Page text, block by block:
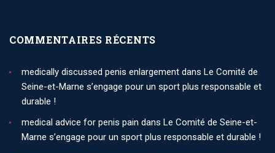
COMMENTAIRES RÉCENTS
medically discussed penis enlargement dans Le Comité de
Seine-et-Marne s’engage pour un sport plus responsable et
durable !
medical advice for penis pain dans Le Comité de Seine-et-
Marne s’engage pour un sport plus responsable et durable !